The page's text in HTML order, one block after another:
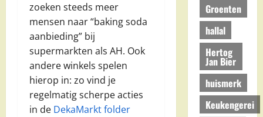
zoeken steeds meer
mensen naar “baking soda
aanbieding” bij
supermarkten als AH. Ook
andere winkels spelen
hierop in: zo vind je
regelmatig scherpe acties
in de DekaMarkt folder
Groenten
hallal
Hertog
Jan Bier
huismerk
Keukengerei